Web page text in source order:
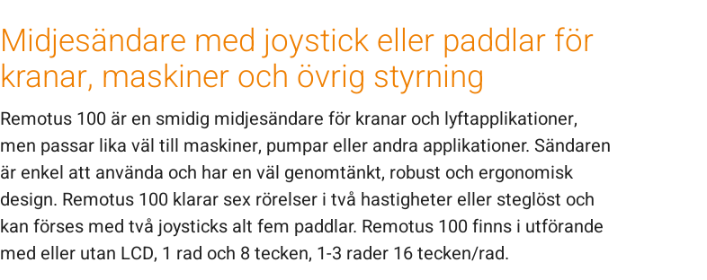
Midjesändare med joystick eller paddlar för
kranar, maskiner och övrig styrning
Remotus 100 är en smidig midjesändare för kranar och lyftapplikationer,
men passar lika väl till maskiner, pumpar eller andra applikationer. Sändaren
är enkel att använda och har en väl genomtänkt, robust och ergonomisk
design. Remotus 100 klarar sex rörelser i två hastigheter eller steglöst och
kan förses med två joysticks alt fem paddlar. Remotus 100 finns i utförande
med eller utan LCD, 1 rad och 8 tecken, 1-3 rader 16 tecken/rad.